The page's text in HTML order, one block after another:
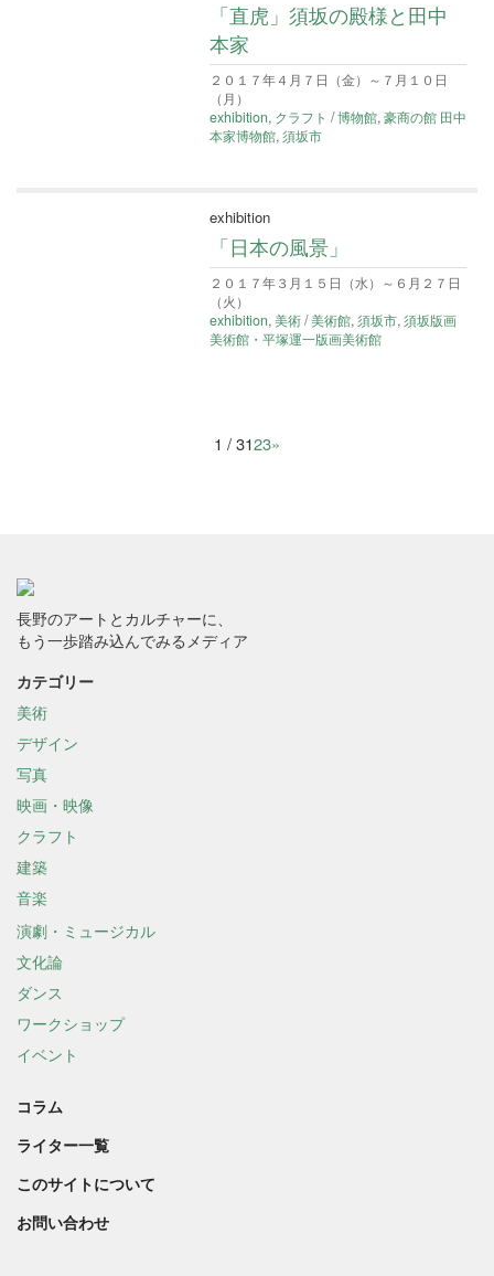
「直虎」須坂の殿様と田中
本家
２０１７年４月７日（金）～７月１０日
（月）
exhibition, クラフト /博物館,豪商の館 田中
本家博物館,須坂市
exhibition
「日本の風景」
２０１７年３月１５日（水）～６月２７日
（火）
exhibition,美術/美術館,須坂市,須坂版画
美術館・平塚運一版画美術館
1 / 3123»
長野のアートとカルチャーに、
もう一歩踏み込んでみるメディア
カテゴリー
美術
デザイン
写真
映画・映像
クラフト
建築
音楽
演劇・ミュージカル
文化論
ダンス
ワークショップ
イベント
コラム
ライター一覧
このサイトについて
お問い合わせ